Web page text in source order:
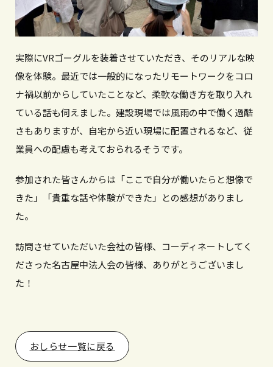
実際にVRゴーグルを装着させていただき、そのリアルな映
像を体験。最近では一般的になったリモートワークをコロ
ナ禍以前からしていたことなど、柔軟な働き方を取り入れ
ている話も伺えました。建設現場では風雨の中で働く過酷
さもありますが、自宅から近い現場に配置されるなど、従
業員への配慮も考えておられるそうです。
参加された皆さんからは「ここで自分が働いたらと想像で
きた」「貴重な話や体験ができた」との感想がありまし
た。
訪問させていただいた会社の皆様、コーディネートしてく
ださった名古屋中法人会の皆様、ありがとうございまし
た！
おしらせ一覧に戻る